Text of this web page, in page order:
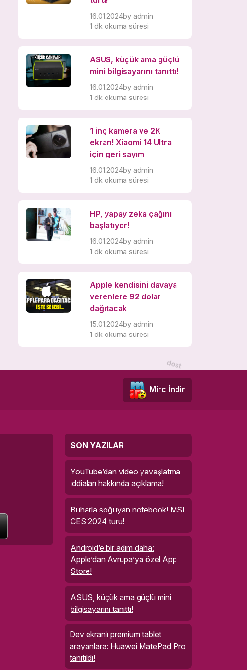
16.01.2024by admin
1 dk okuma süresi
ASUS, küçük ama güçlü
mini bilgisayarını tanıttı!
16.01.2024by admin
1 dk okuma süresi
1 inç kamera ve 2K
ekran! Xiaomi 14 Ultra
için geri sayım
16.01.2024by admin
1 dk okuma süresi
HP, yapay zeka çağını
başlatıyor!
16.01.2024by admin
1 dk okuma süresi
Apple kendisini davaya
verenlere 92 dolar
dağıtacak
15.01.2024by admin
1 dk okuma süresi
Mirc İndir
SON YAZILAR
YouTube’dan video yavaşlatma
iddiaları hakkında açıklama!
Buharla soğuyan notebook! MSI
CES 2024 turu!
Android’e bir adım daha:
Apple’dan Avrupa’ya özel App
Store!
ASUS, küçük ama güçlü mini
bilgisayarını tanıttı!
Dev ekranlı premium tablet
arayanlara: Huawei MatePad Pro
tanıtıldı!